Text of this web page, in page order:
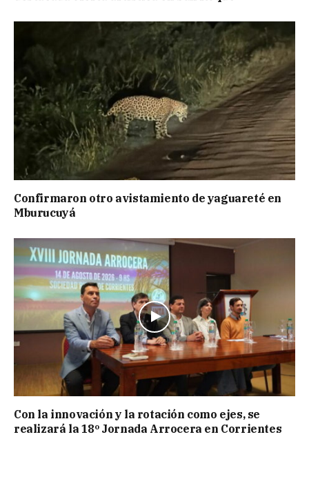
Confirmaron otro avistamiento de yaguareté en
Mburucuyá
Con la innovación y la rotación como ejes, se
realizará la 18º Jornada Arrocera en Corrientes